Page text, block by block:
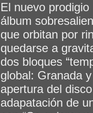
El nuevo
álbum
que orbitan por
quedarse a
dos bloques
global: Granada
apertura del
adapatación de